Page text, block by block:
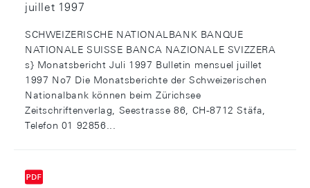
juillet 1997
SCHWEIZERISCHE NATIONALBANK BANQUE
NATIONALE SUISSE BANCA NAZIONALE SVIZZERA
s} Monatsbericht Juli 1997 Bulletin mensuel juillet
1997 No7 Die Monatsberichte der Schweizerischen
Nationalbank können beim Zürichsee
Zeitschriftenverlag, Seestrasse 86, CH-8712 Stäfa,
Telefon 01 92856...